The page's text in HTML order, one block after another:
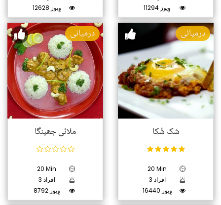
12628 وِیوز
11294 وِیوز
درمیانی
ملائی جھینگا
20 Min
3 افراد
8792 وِیوز
درمیانی
شک شُکا
20 Min
3 افراد
16440 وِیوز